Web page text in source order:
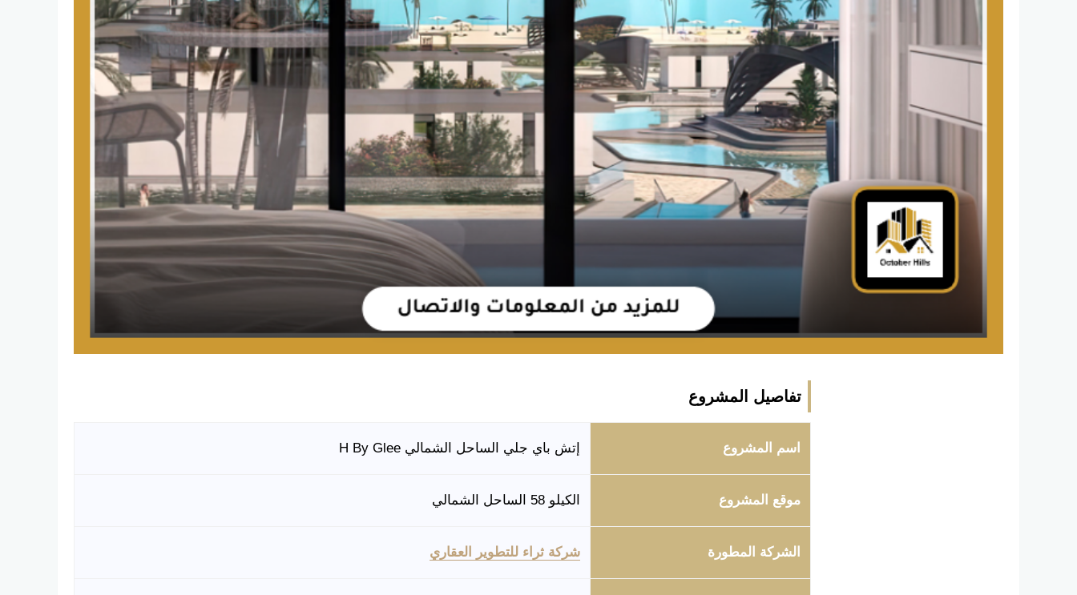
تفاصيل المشروع
اسم المشروع إتش باي جلي الساحل الشمالي H By Glee
موقع المشروع الكيلو 58 الساحل الشمالي
الشركة المطورة شركة ثراء للتطوير العقاري